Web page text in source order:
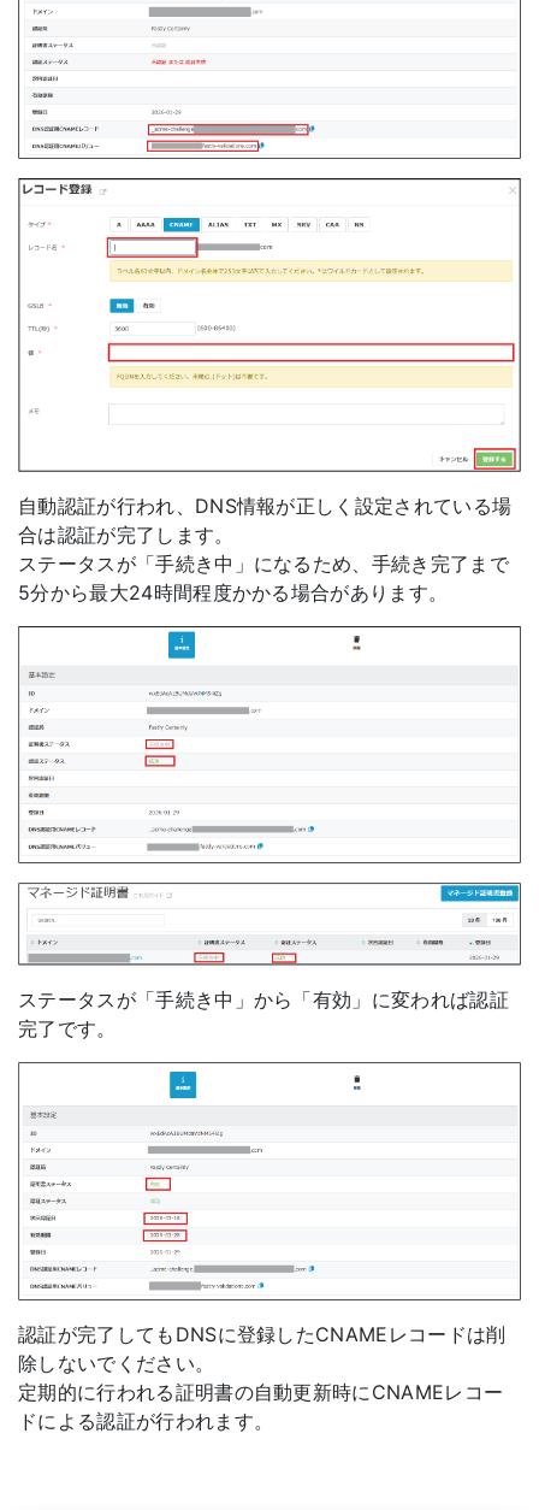
自動認証が行われ、DNS情報が正しく設定されている場
合は認証が完了します。
ステータスが「手続き中」になるため、手続き完了まで
5分から最大24時間程度かかる場合があります。
ステータスが「手続き中」から「有効」に変われば認証
完了です。
認証が完了してもDNSに登録したCNAMEレコードは削
除しないでください。
定期的に行われる証明書の自動更新時にCNAMEレコー
ドによる認証が行われます。